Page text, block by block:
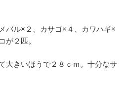
バル×２、カサゴ×４、カワハギ×
が２匹。
大きいほうで２８ｃｍ。十分なサ